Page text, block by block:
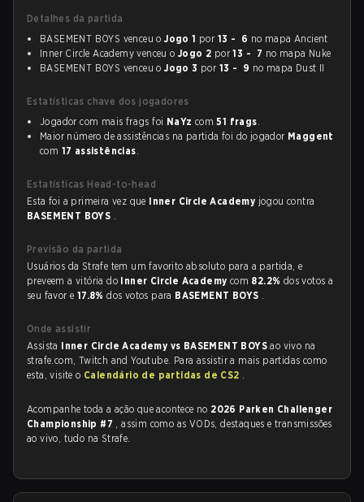
Detalhes da partida
BASEMENT BOYS venceu oJogo 1 por 13 - 6 no mapa Ancient
Inner Circle Academy venceu o Jogo 2 por13 - 7 no mapa Nuke
BASEMENT BOYS venceu oJogo 3 por 13 - 9 no mapa Dust II
Estatísticas chave dos jogadores
Jogador com mais frags foi NaYz com51 frags.
Maior número de assistências na partida foi do jogador Maggent
com 17 assistências.
Estatísticas Head-to-head
Esta foi a primeira vez que Inner Circle Academy jogou contra
BASEMENT BOYS .
Previsão da partida
Usuários da Strafe tem um favorito absoluto para a partida, e
preveem a vitória do Inner Circle Academy com 82.2% dos votos a
seu favor e 17.8%dos votos para BASEMENT BOYS .
Onde assistir
Assista Inner Circle Academy vs BASEMENT BOYSao vivo na
strafe.com, Twitch and Youtube. Para assistir a mais partidas como
esta, visite o Calendário de partidas de CS2 .
Acompanhe toda a ação que acontece no 2026 Parken Challenger
Championship #7 , assim como as VODs, destaques e transmissões
ao vivo, tudo na Strafe.